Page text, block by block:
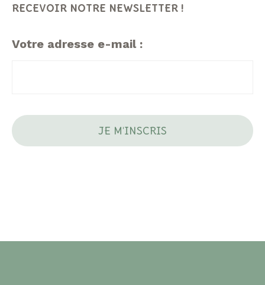
RECEVOIR NOTRE NEWSLETTER !
Votre adresse e-mail :